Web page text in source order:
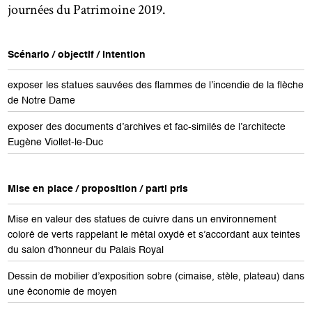
journées du Patrimoine 2019.
Scénario / objectif / intention
exposer les statues sauvées des flammes de l’incendie de la flèche
de Notre Dame
exposer des documents d’archives et fac-similés de l’architecte
Eugène Viollet-le-Duc
Mise en place / proposition / parti pris
Mise en valeur des statues de cuivre dans un environnement
coloré de verts rappelant le métal oxydé et s’accordant aux teintes
du salon d’honneur du Palais Royal
Dessin de mobilier d’exposition sobre (cimaise, stèle, plateau) dans
une économie de moyen